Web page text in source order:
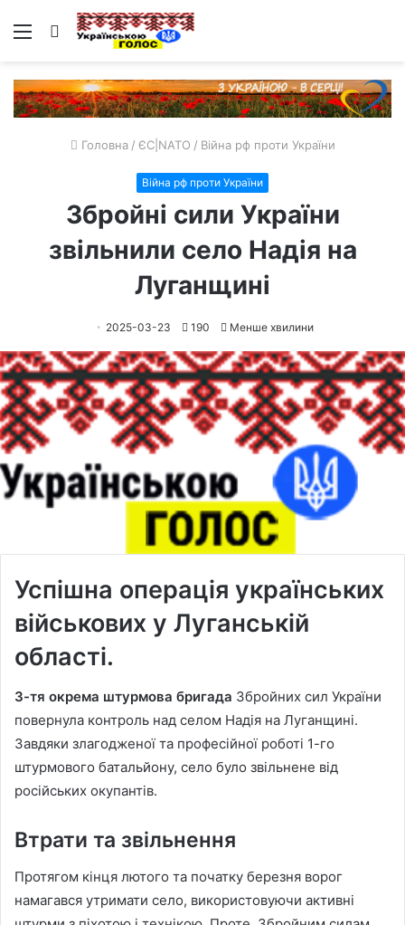
Меню Пошук
Головна / ЄС|NATO / Війна рф проти України
Війна рф проти України
Збройні сили України
звільнили село Надія на
Луганщині
2025-03-23 190 Менше хвилини
Успішна операція українських
військових у Луганській
області.
3-тя окрема штурмова бригада Збройних сил України
повернула контроль над селом Надія на Луганщині.
Завдяки злагодженої та професійної роботі 1-го
штурмового батальйону, село було звільнене від
російських окупантів.
Втрати та звільнення
Протягом кінця лютого та початку березня ворог
намагався утримати село, використовуючи активні